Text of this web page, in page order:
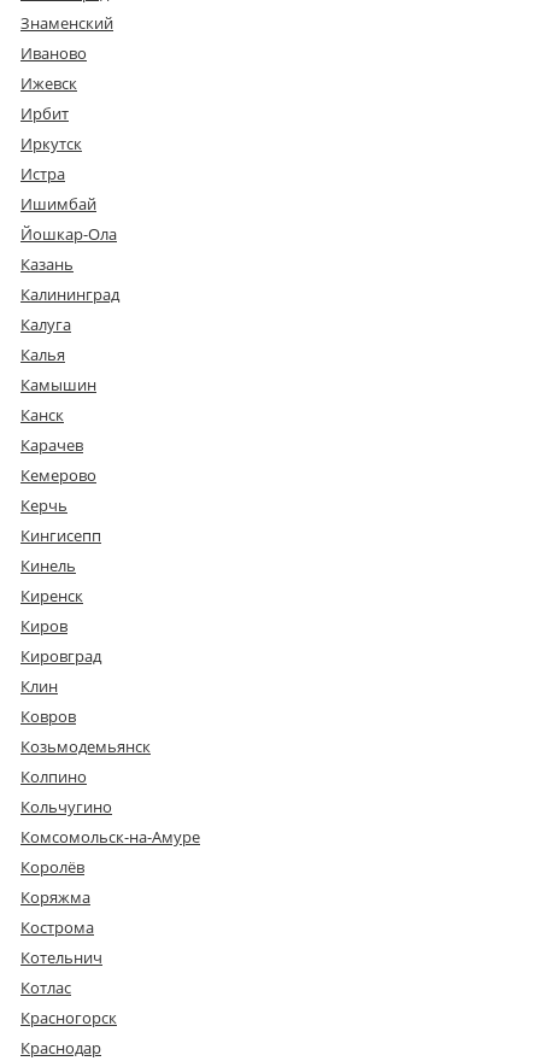
Знаменский
Иваново
Ижевск
Ирбит
Иркутск
Истра
Ишимбай
Йошкар-Ола
Казань
Калининград
Калуга
Калья
Камышин
Канск
Карачев
Кемерово
Керчь
Кингисепп
Кинель
Киренск
Киров
Кировград
Клин
Ковров
Козьмодемьянск
Колпино
Кольчугино
Комсомольск-на-Амуре
Королёв
Коряжма
Кострома
Котельнич
Котлас
Красногорск
Краснодар